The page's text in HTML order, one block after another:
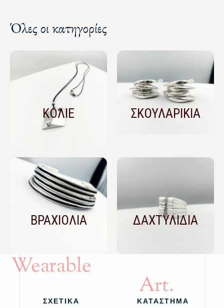
Όλες οι κατηγορίες
ΚΟΛΙΕ ΣΚΟΥΛΑΡΙΚΙΑ
ΒΡΑΧΙΟΛΙΑ ΔΑΧΤΥΛΙΔΙΑ
Wearable
Art.
ΣΧΕΤΙΚΑ ΚΑΤΑΣΤΗΜΑ